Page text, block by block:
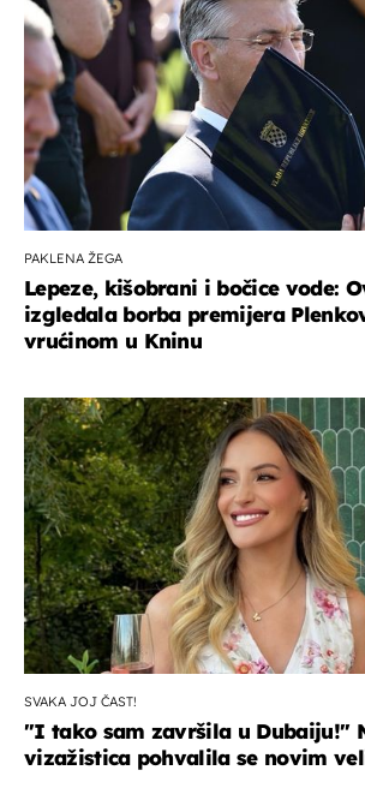
PAKLENA ŽEGA
Lepeze, kišobrani i bočice vode:
izgledala borba premijera
vrućinom u Kninu
SVAKA JOJ ČAST!
"I tako sam završila u Dubaiju!"
vizažistica pohvalila se novim